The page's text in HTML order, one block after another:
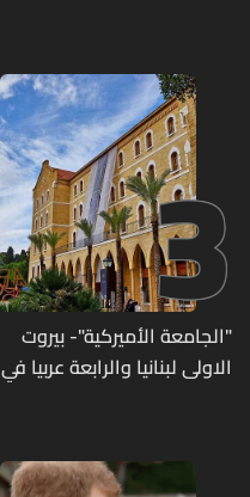
3
"الجامعة الأميركية"- بيروت
الاولى لبنانيا والرابعة عربيا في